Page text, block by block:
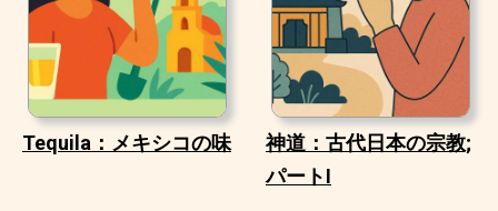
Tequila：メキシコの味
神道：古代日本の宗教;
パートI